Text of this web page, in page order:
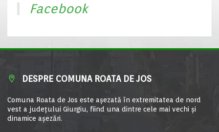
Facebook
DESPRE COMUNA ROATA DE JOS
Comuna Roata de Jos este aşezată în extremitatea de nord
vest a judeţului Giurgiu, fiind una dintre cele mai vechi şi
dinamice aşezări.